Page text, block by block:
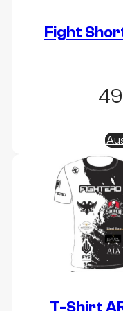
Fight